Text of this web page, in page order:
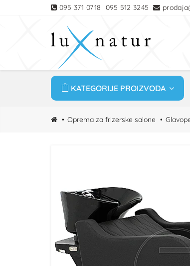
095 371 0718 095 512 3245
KATEGORIJE PROIZVODA
Oprema za frizerske salone